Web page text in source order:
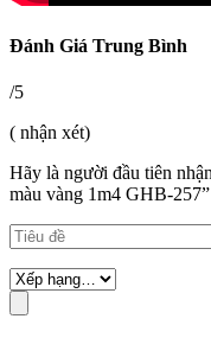
Đánh Giá Trung Bình
/5
( nhận xét)
Hãy là người đầu tiên
màu vàng 1m4 GHB-257”